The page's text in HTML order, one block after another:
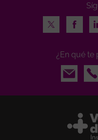
Twitter
¿En qué te
Email